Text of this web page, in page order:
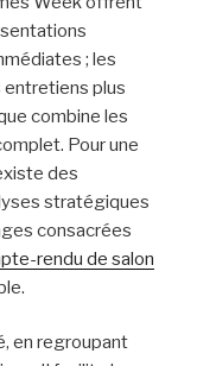
; les
plus
combine les
Pour une
des
stratégiques
consacrées
rendu de salon
en regroupant